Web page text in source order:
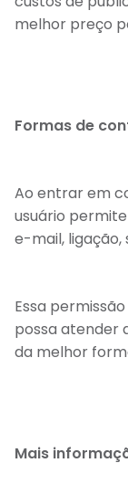
melhor preço
Formas de
Ao entrar em
usuário
e-mail, ligação,
Essa
possa atender
da melhor
Mais